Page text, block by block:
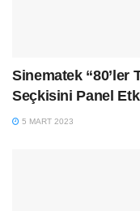
Sinematek “80’ler
Seçkisini Panel
5 MART 2023